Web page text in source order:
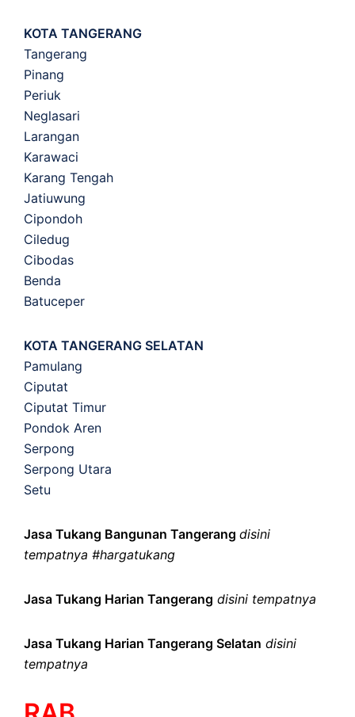
KOTA TANGERANG
Tangerang
Pinang
Periuk
Neglasari
Larangan
Karawaci
Karang Tengah
Jatiuwung
Cipondoh
Ciledug
Cibodas
Benda
Batuceper
KOTA TANGERANG SELATAN
Pamulang
Ciputat
Ciputat Timur
Pondok Aren
Serpong
Serpong Utara
Setu
Jasa Tukang Bangunan Tangerang disini
tempatnya #hargatukang
Jasa Tukang Harian Tangerang disini tempatnya
Jasa Tukang Harian Tangerang Selatan disini
tempatnya